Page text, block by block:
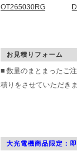
OT265030RG
お見積りフォーム
■ 数量のまとまったご
積りをさせていただきま
大光電機商品限定：